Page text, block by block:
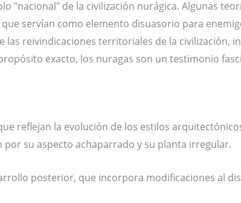
"nacional" de la civilización nurágica. Algunas
servían como elemento disuasorio para
las reivindicaciones territoriales de la civilización,
exacto, los nuragas son un testimonio
reflejan la evolución de los estilos
por su aspecto achaparrado y su planta irregular.
posterior, que incorpora modificaciones al